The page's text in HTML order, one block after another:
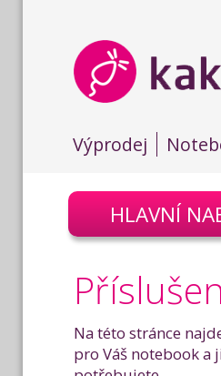
Výprodej
HLAVNÍ
Na této stránce
pro Váš notebook a